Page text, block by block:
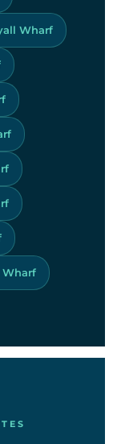
Wharf
Wharf